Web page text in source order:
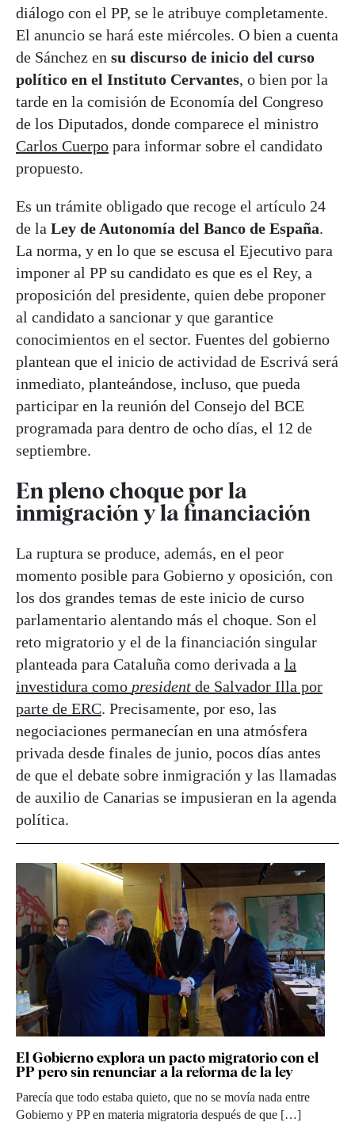
diálogo con el PP, se le atribuye completamente.
El anuncio se hará este miércoles. O bien a cuenta
de Sánchez en su discurso de inicio del curso
político en el Instituto Cervantes, o bien por la
tarde en la comisión de Economía del Congreso
de los Diputados, donde comparece el ministro
Carlos Cuerpo para informar sobre el candidato
propuesto.
Es un trámite obligado que recoge el artículo 24
de la Ley de Autonomía del Banco de España.
La norma, y en lo que se escusa el Ejecutivo para
imponer al PP su candidato es que es el Rey, a
proposición del presidente, quien debe proponer
al candidato a sancionar y que garantice
conocimientos en el sector. Fuentes del gobierno
plantean que el inicio de actividad de Escrivá será
inmediato, planteándose, incluso, que pueda
participar en la reunión del Consejo del BCE
programada para dentro de ocho días, el 12 de
septiembre.
En pleno choque por la
inmigración y la financiación
La ruptura se produce, además, en el peor
momento posible para Gobierno y oposición, con
los dos grandes temas de este inicio de curso
parlamentario alentando más el choque. Son el
reto migratorio y el de la financiación singular
planteada para Cataluña como derivada a la
investidura como president de Salvador Illa por
parte de ERC. Precisamente, por eso, las
negociaciones permanecían en una atmósfera
privada desde finales de junio, pocos días antes
de que el debate sobre inmigración y las llamadas
de auxilio de Canarias se impusieran en la agenda
política.
El Gobierno explora un pacto migratorio con el
PP pero sin renunciar a la reforma de la ley
Parecía que todo estaba quieto, que no se movía nada entre
Gobierno y PP en materia migratoria después de que […]